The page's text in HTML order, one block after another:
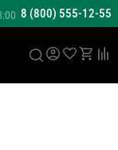
8 (800) 555-12-55